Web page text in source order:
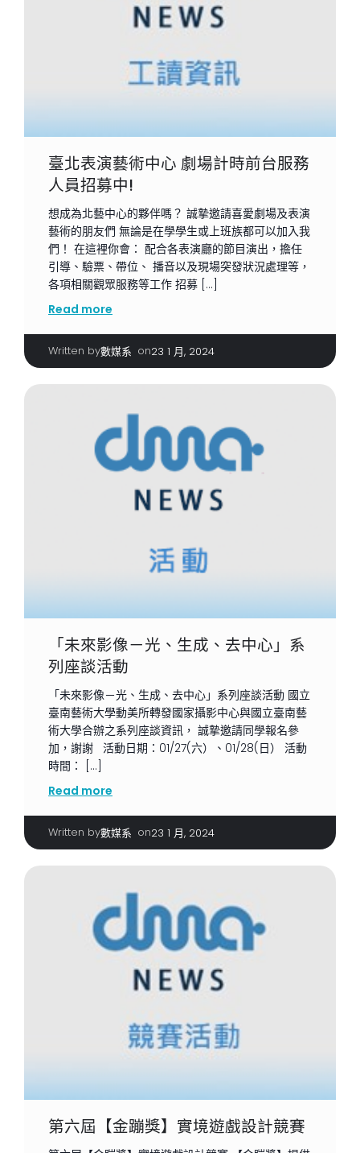
臺北表演藝術中心 劇場計時前台服務
人員招募中!
想成為北藝中心的夥伴嗎？ 誠摯邀請喜愛劇場及表演
藝術的朋友們 無論是在學學生或上班族都可以加入我
們！ 在這裡你會： 配合各表演廳的節目演出，擔任
引導、驗票、帶位、 播音以及現場突發狀況處理等，
各項相關觀眾服務等工作 招募 […]
Read more
Written by數媒系 on23 1 月, 2024
「未來影像－光、生成、去中心」系
列座談活動
「未來影像－光、生成、去中心」系列座談活動 國立
臺南藝術大學動美所轉發國家攝影中心與國立臺南藝
術大學合辦之系列座談資訊， 誠摯邀請同學報名參
加，謝謝 活動日期：01/27(六）、01/28(日） 活動
時間： […]
Read more
Written by數媒系 on23 1 月, 2024
第六屆【金蹦獎】實境遊戲設計競賽